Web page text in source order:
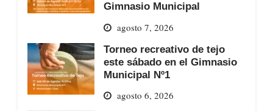
Gimnasio Municipal
agosto 7, 2026
Torneo recreativo de tejo
este sábado en el Gimnasio
Municipal Nº1
agosto 6, 2026